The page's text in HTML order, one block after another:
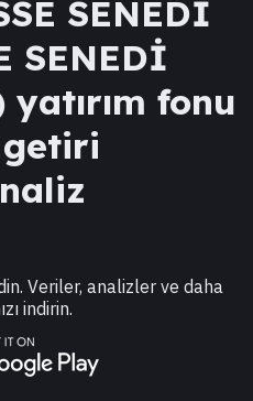
SENEDİ
SENEDİ
yatırım fonu
Veriler, analizler ve daha
indirin.